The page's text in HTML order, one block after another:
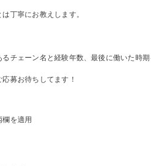
丁寧にお教えします。
るチェーン名と経験年数、最後に働いた時
募お待ちしてます！
を適用